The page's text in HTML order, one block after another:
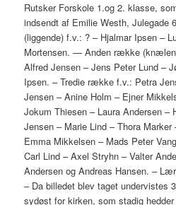
Rutsker Forskole 1.og 2. klasse,
indsendt af Emilie Westh, Julegade
(liggende) f.v.: ? – Hjalmar Ipsen –
Mortensen. — Anden række
Alfred Jensen – Jens Peter Lund –
Ipsen. – Tredie række f.v.: Petra
Jensen – Anine Holm – Ejner
Jokum Thiesen – Laura Andersen –
Jensen – Marie Lind – Thora
Emma Mikkelsen – Mads Peter
Carl Lind – Axel Stryhn – Valter
Andersen og Andreas Hansen. –
– Da billedet blev taget undervistes
sydøst for kirken, som stadig hedder